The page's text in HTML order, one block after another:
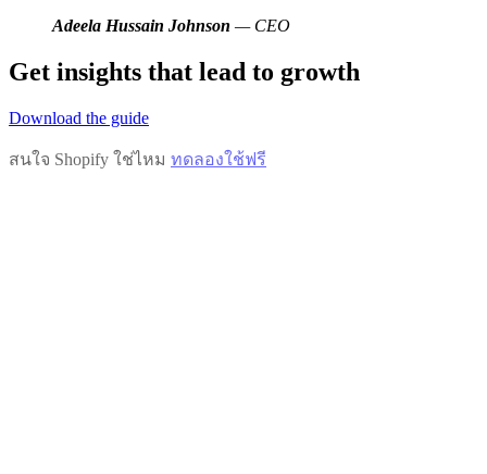
Adeela Hussain Johnson — CEO
Get insights that lead to growth
Download the guide
สนใจ Shopify ใช่ไหม ทดลองใช้ฟรี